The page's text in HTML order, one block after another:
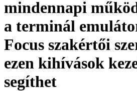
mindennapi
a terminál
Focus szakértői
ezen kihívások
segíthet